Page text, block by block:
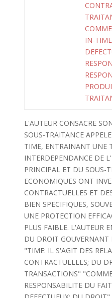
IN-TIME
L'AUTEUR CONSACRE
SOUS-TRAITANCE
TIME, ENTRAINANT UNE
INTERDEPENDANCE DE
PRINCIPAL ET DU SOUS-
ECONOMIQUES ONT
CONTRACTUELLES ET
BIEN SPECIFIQUES,
UNE PROTECTION
PLUS FAIBLE. L'AUTEUR
DU DROIT GOUVERNANT
"TIME: IL S'AGIT DES
CONTRACTUELLES; DU
TRANSACTIONS"
RESPONSABILITE DU